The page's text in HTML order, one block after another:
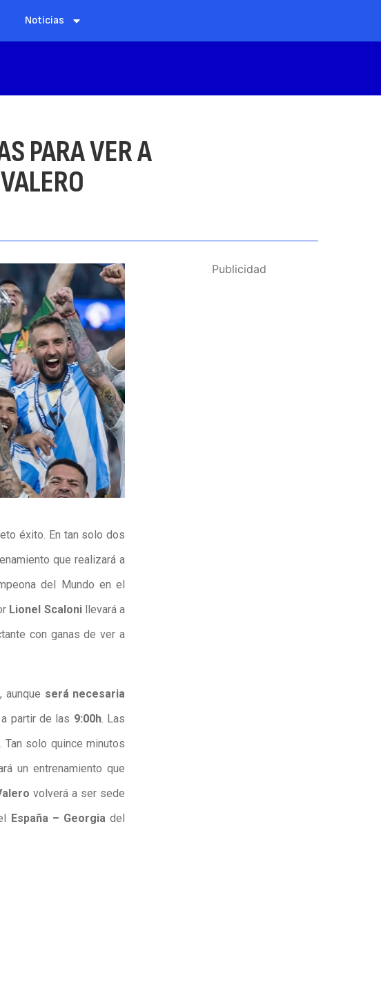
Noticias
PARA VER A
éxito. En tan solo dos
que realizará a
del Mundo en el
Lionel Scalonillevará a
con ganas de ver a
, aunque será necesaria
partir de las 9:00h. Las
solo quince minutos
un entrenamiento que
volverá a ser sede
España – Georgiadel
Publicidad